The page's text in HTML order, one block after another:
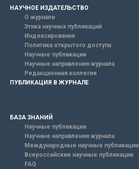
НАУЧНОЕ ИЗДАТЕЛЬСТВО
О журнале
Этика научных публикаций
Индексирование
Политика открытого доступа
Научные публикации
Научные направления журнала
Редакционная коллегия
ПУБЛИКАЦИЯ В ЖУРНАЛЕ
БАЗА ЗНАНИЙ
Научные публикации
Научные направления журнала
Международные научные публикации
Всероссийские научные публикации
FAQ